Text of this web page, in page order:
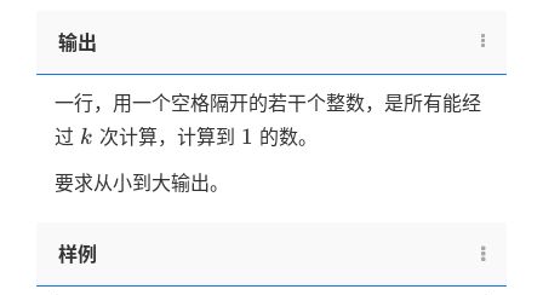
输出
一行，用一个空格隔开的若干个整数，是所有能经
过 k
k 次计算，计算到 1
1 的数。
要求从小到大输出。
样例